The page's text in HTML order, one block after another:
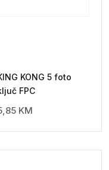
KONG 5 foto
FPC
KM